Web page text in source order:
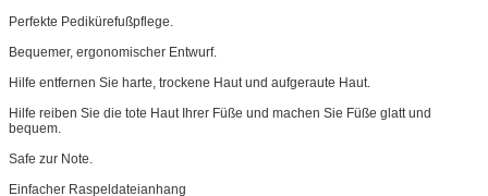
Perfekte Pedikürefußpflege.
Bequemer, ergonomischer Entwurf.
Hilfe entfernen Sie harte, trockene Haut und aufgeraute Haut.
Hilfe reiben Sie die tote Haut Ihrer Füße und machen Sie Füße glatt und
bequem.
Safe zur Note.
Einfacher Raspeldateianhang